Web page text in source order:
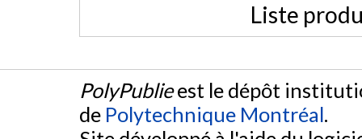
Liste
PolyPublieest le dépôt
de Polytechnique Montréal.